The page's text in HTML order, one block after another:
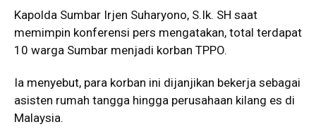
Kapolda Sumbar Irjen Suharyono, S.Ik. SH saat
memimpin konferensi pers mengatakan, total terdapat
10 warga Sumbar menjadi korban TPPO.
Ia menyebut, para korban ini dijanjikan bekerja sebagai
asisten rumah tangga hingga perusahaan kilang es di
Malaysia.